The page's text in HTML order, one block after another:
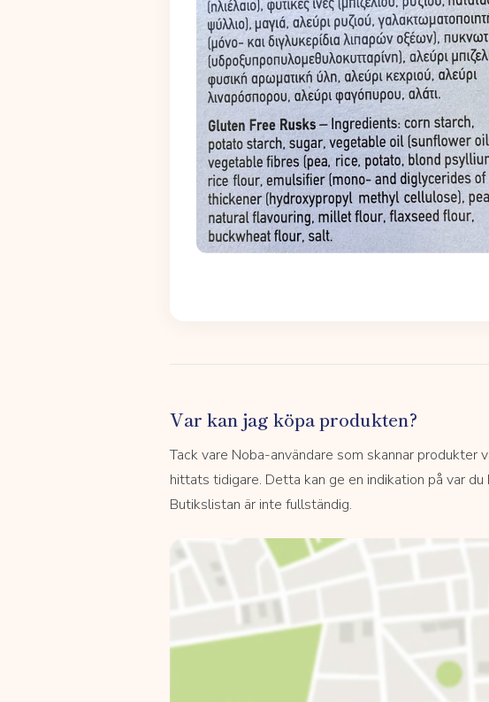
Var kan jag köpa produkten?
Tack vare Noba-användare som skannar produkter
hittats tidigare. Detta kan ge en indikation på var
Butikslistan är inte fullständig.